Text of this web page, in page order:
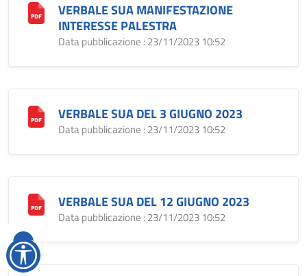
VERBALE SUA MANIFESTAZIONE
INTERESSE PALESTRA
Data pubblicazione : 23/11/2023 10:52
VERBALE SUA DEL 3 GIUGNO 2023
Data pubblicazione : 23/11/2023 10:52
VERBALE SUA DEL 12 GIUGNO 2023
Data pubblicazione : 23/11/2023 10:52
Reimposta
tutto